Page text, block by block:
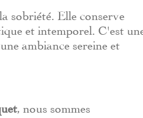
sobriété. Elle conserve
et intemporel. C'est
ambiance sereine et
, nous sommes